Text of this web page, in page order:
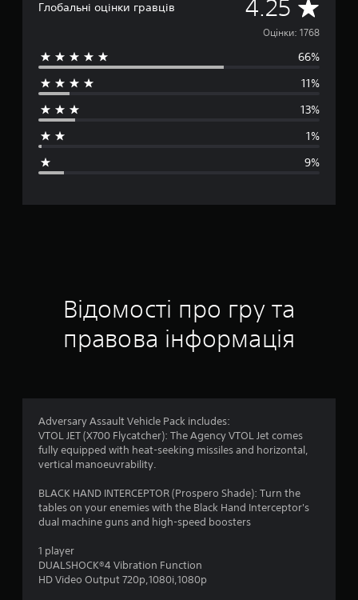
Глобальні оцінки гравців 4.25 С
е
р
е
н
о
н
к
.
5
Оцінки: 1768
66%
11%
13%
1%
9%
Відомості про гру та
правова інформація
Adversary Assault Vehicle Pack includes:
VTOL JET (X700 Flycatcher): The Agency VTOL Jet comes
fully equipped with heat-seeking missiles and horizontal,
vertical manoeuvrability.
BLACK HAND INTERCEPTOR (Prospero Shade): Turn the
tables on your enemies with the Black Hand Interceptor's
dual machine guns and high-speed boosters
1 player
DUALSHOCK®4 Vibration Function
HD Video Output 720p,1080i,1080p